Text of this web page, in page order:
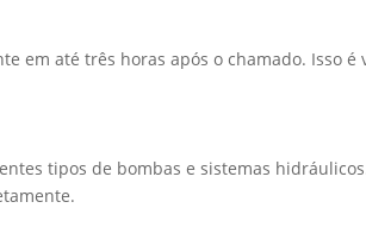
em até três horas após o chamado. Isso é
tipos de bombas e sistemas